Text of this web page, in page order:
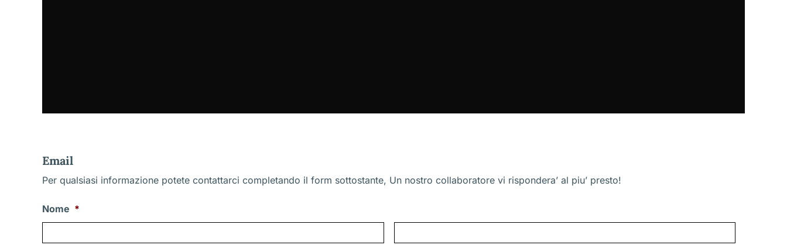
Email
Per qualsiasi informazione potete contattarci completando il form sottostante, Un nostro collaboratore vi rispondera’ al piu’ presto!
Nome *